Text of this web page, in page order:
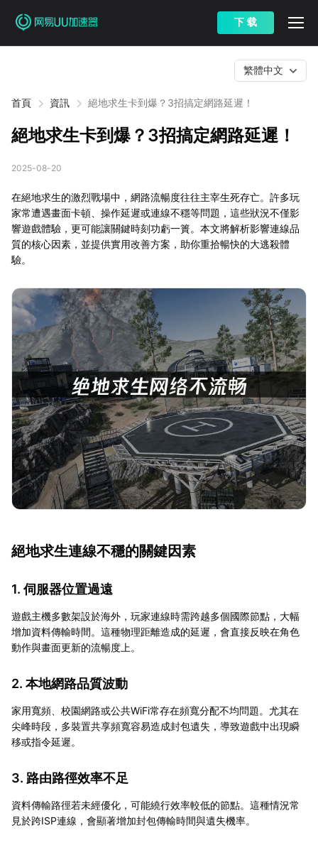
下 载
首頁 資訊 絕地求生卡到爆？3招搞定網路延遲！
繁體中文
絕地求生卡到爆？3招搞定網路延遲！
2025-08-20
在絕地求生的激烈戰場中，網路流暢度往往主宰生死存亡。許多玩
家常遭遇畫面卡頓、操作延遲或連線不穩等問題，這些狀況不僅影
響遊戲體驗，更可能讓關鍵時刻功虧一簣。本文將解析影響連線品
質的核心因素，並提供實用改善方案，助你重拾暢快的大逃殺體
驗。
絕地求生連線不穩的關鍵因素
1. 伺服器位置過遠
遊戲主機多數架設於海外，玩家連線時需跨越多個國際節點，大幅
增加資料傳輸時間。這種物理距離造成的延遲，會直接反映在角色
動作與畫面更新的流暢度上。
2. 本地網路品質波動
家用寬頻、校園網路或公共WiFi常存在頻寬分配不均問題。尤其在
尖峰時段，多裝置共享頻寬容易造成封包遺失，導致遊戲中出現瞬
移或指令延遲。
3. 路由路徑效率不足
資料傳輸路徑若未經優化，可能繞行效率較低的節點。這種情況常
見於跨ISP連線，會顯著增加封包傳輸時間與遺失機率。